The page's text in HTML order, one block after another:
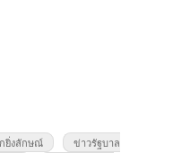
ยิ่งลักษณ์
ข่าวรัฐบาล